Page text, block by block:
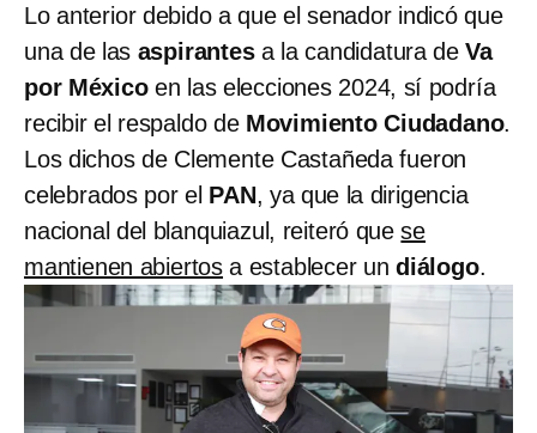
Lo anterior debido a que el senador indicó que
una de las aspirantesa la candidatura deVa
por Méxicoen las elecciones 2024, sí podría
recibir el respaldo de Movimiento Ciudadano.
Los dichos de Clemente Castañeda fueron
celebrados por el PAN, ya que la dirigencia
nacional del blanquiazul, reiteró quese
mantienen abiertos a establecer undiálogo.